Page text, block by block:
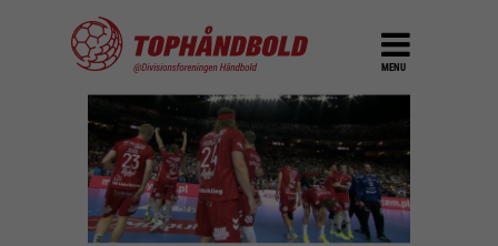
MENU